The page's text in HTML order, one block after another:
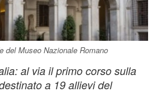
del Museo Nazionale Romano
al via il primo corso sulla
a 19 allievi del